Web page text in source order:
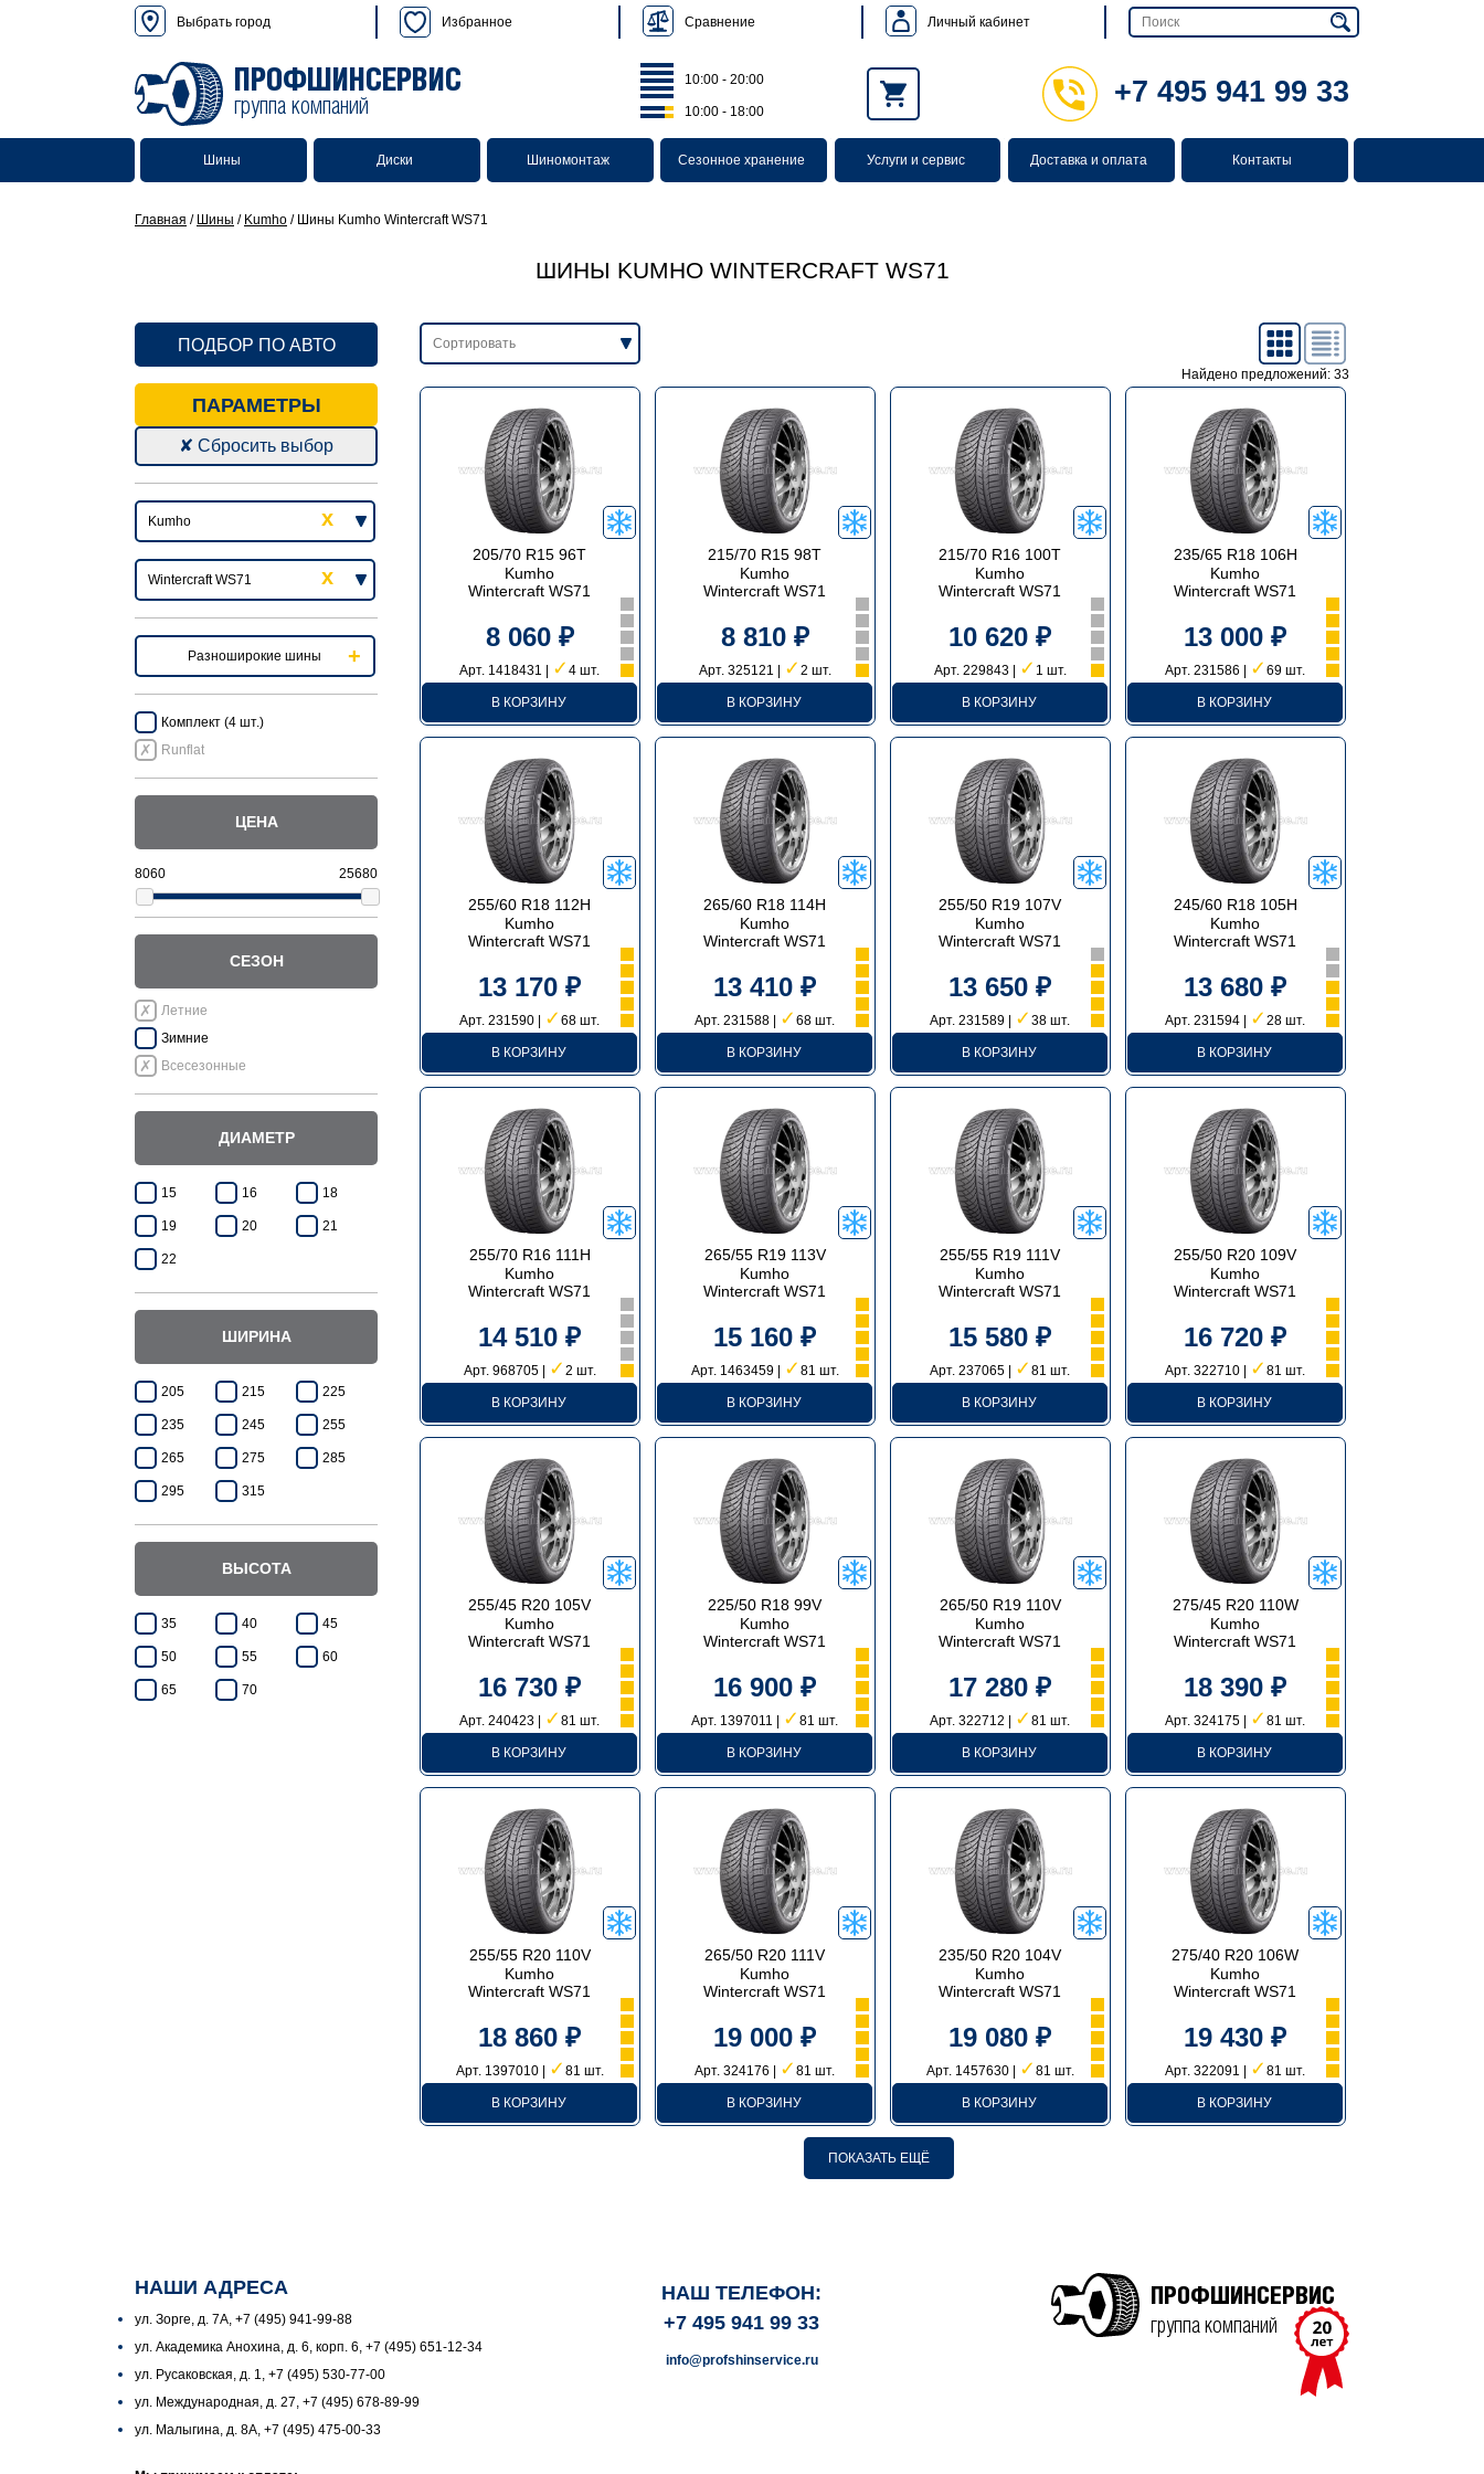
Выбрать город Избранное Сравнение Личный кабинет
ПРОФШИНСЕРВИС
группа компаний
10:00 - 20:00
10:00 - 18:00
+7 495 941 99 33
Шины Диски Шиномонтаж Сезонное хранение Услуги и сервис Доставка и оплата Контакты
Главная / Шины / Kumho / Шины Kumho Wintercraft WS71
ШИНЫ KUMHO WINTERCRAFT WS71
ПОДБОР ПО АВТО
ПАРАМЕТРЫ
✘ Сбросить выбор
Разноширокие шины
Комплект (4 шт.)
Runflat
ЦЕНА
СЕЗОН
Летние
Зимние
Всесезонные
ДИАМЕТР
15 16 18
19 20 21
22
ШИРИНА
205 215 225
235 245 255
265 275 285
295 315
ВЫСОТА
35 40 45
50 55 60
65 70
Найдено предложений: 33
205/70 R15 96T
Kumho
Wintercraft WS71
8 060 ₽
Арт. 1418431 | ✓ 4 шт.
В КОРЗИНУ
215/70 R15 98T
Kumho
Wintercraft WS71
8 810 ₽
Арт. 325121 | ✓ 2 шт.
В КОРЗИНУ
215/70 R16 100T
Kumho
Wintercraft WS71
10 620 ₽
Арт. 229843 | ✓ 1 шт.
В КОРЗИНУ
235/65 R18 106H
Kumho
Wintercraft WS71
13 000 ₽
Арт. 231586 | ✓ 69 шт.
В КОРЗИНУ
255/60 R18 112H
Kumho
Wintercraft WS71
13 170 ₽
Арт. 231590 | ✓ 68 шт.
В КОРЗИНУ
265/60 R18 114H
Kumho
Wintercraft WS71
13 410 ₽
Арт. 231588 | ✓ 68 шт.
В КОРЗИНУ
255/50 R19 107V
Kumho
Wintercraft WS71
13 650 ₽
Арт. 231589 | ✓ 38 шт.
В КОРЗИНУ
245/60 R18 105H
Kumho
Wintercraft WS71
13 680 ₽
Арт. 231594 | ✓ 28 шт.
В КОРЗИНУ
255/70 R16 111H
Kumho
Wintercraft WS71
14 510 ₽
Арт. 968705 | ✓ 2 шт.
В КОРЗИНУ
265/55 R19 113V
Kumho
Wintercraft WS71
15 160 ₽
Арт. 1463459 | ✓ 81 шт.
В КОРЗИНУ
255/55 R19 111V
Kumho
Wintercraft WS71
15 580 ₽
Арт. 237065 | ✓ 81 шт.
В КОРЗИНУ
255/50 R20 109V
Kumho
Wintercraft WS71
16 720 ₽
Арт. 322710 | ✓ 81 шт.
В КОРЗИНУ
255/45 R20 105V
Kumho
Wintercraft WS71
16 730 ₽
Арт. 240423 | ✓ 81 шт.
В КОРЗИНУ
225/50 R18 99V
Kumho
Wintercraft WS71
16 900 ₽
Арт. 1397011 | ✓ 81 шт.
В КОРЗИНУ
265/50 R19 110V
Kumho
Wintercraft WS71
17 280 ₽
Арт. 322712 | ✓ 81 шт.
В КОРЗИНУ
275/45 R20 110W
Kumho
Wintercraft WS71
18 390 ₽
Арт. 324175 | ✓ 81 шт.
В КОРЗИНУ
255/55 R20 110V
Kumho
Wintercraft WS71
18 860 ₽
Арт. 1397010 | ✓ 81 шт.
В КОРЗИНУ
265/50 R20 111V
Kumho
Wintercraft WS71
19 000 ₽
Арт. 324176 | ✓ 81 шт.
В КОРЗИНУ
235/50 R20 104V
Kumho
Wintercraft WS71
19 080 ₽
Арт. 1457630 | ✓ 81 шт.
В КОРЗИНУ
275/40 R20 106W
Kumho
Wintercraft WS71
19 430 ₽
Арт. 322091 | ✓ 81 шт.
В КОРЗИНУ
ПОКАЗАТЬ ЕЩЁ
НАШИ АДРЕСА
ул. Зорге, д. 7А, +7 (495) 941-99-88
ул. Академика Анохина, д. 6, корп. 6, +7 (495) 651-12-34
ул. Русаковская, д. 1, +7 (495) 530-77-00
ул. Международная, д. 27, +7 (495) 678-89-99
ул. Малыгина, д. 8А, +7 (495) 475-00-33
НАШ ТЕЛЕФОН:
+7 495 941 99 33
info@profshinservice.ru
ПРОФШИНСЕРВИС
группа компаний